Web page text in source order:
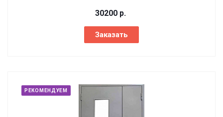
30200 р.
Заказать
РЕКОМЕНДУЕМ